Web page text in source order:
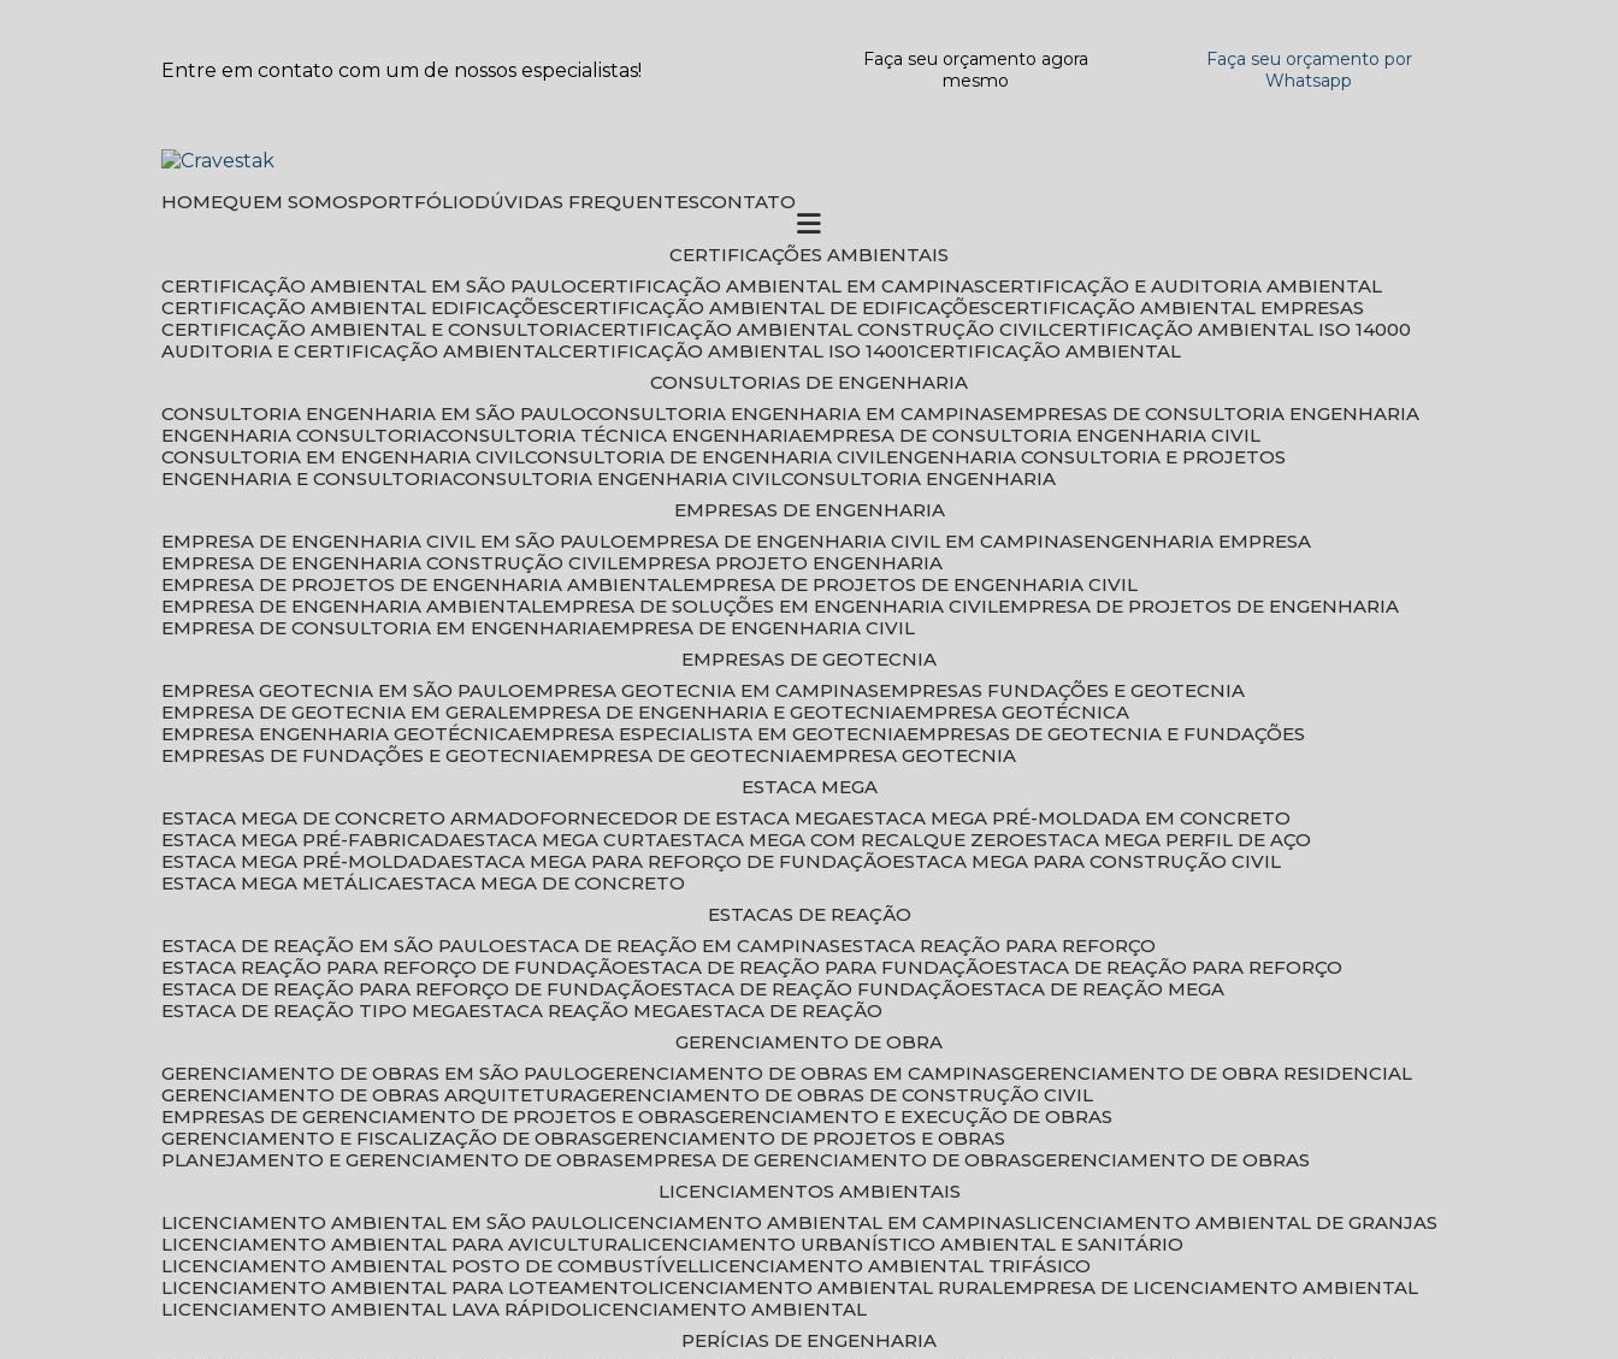
Entre em contato com um de nossos especialistas!
Faça seu orçamento agora
mesmo
Faça seu orçamento por
Whatsapp
HOME QUEM SOMOS PORTFÓLIO DÚVIDAS FREQUENTES CONTATO
CERTIFICAÇÕES AMBIENTAIS
CERTIFICAÇÃO AMBIENTAL EM SÃO PAULO
CERTIFICAÇÃO AMBIENTAL EM CAMPINAS
CERTIFICAÇÃO E AUDITORIA AMBIENTAL
CERTIFICAÇÃO AMBIENTAL EDIFICAÇÕES
CERTIFICAÇÃO AMBIENTAL DE EDIFICAÇÕES
CERTIFICAÇÃO AMBIENTAL EMPRESAS
CERTIFICAÇÃO AMBIENTAL E CONSULTORIA
CERTIFICAÇÃO AMBIENTAL CONSTRUÇÃO CIVIL
CERTIFICAÇÃO AMBIENTAL ISO 14000
AUDITORIA E CERTIFICAÇÃO AMBIENTAL
CERTIFICAÇÃO AMBIENTAL ISO 14001
CERTIFICAÇÃO AMBIENTAL
CONSULTORIAS DE ENGENHARIA
CONSULTORIA ENGENHARIA EM SÃO PAULO CONSULTORIA ENGENHARIA EM CAMPINAS
EMPRESAS DE CONSULTORIA ENGENHARIA
ENGENHARIA CONSULTORIA CONSULTORIA TÉCNICA ENGENHARIA EMPRESA DE CONSULTORIA ENGENHARIA CIVIL
CONSULTORIA EM ENGENHARIA CIVIL CONSULTORIA DE ENGENHARIA CIVIL ENGENHARIA CONSULTORIA E PROJETOS
ENGENHARIA E CONSULTORIA CONSULTORIA ENGENHARIA CIVIL CONSULTORIA ENGENHARIA
EMPRESAS DE ENGENHARIA
EMPRESA DE ENGENHARIA CIVIL EM SÃO PAULO
EMPRESA DE ENGENHARIA CIVIL EM CAMPINAS
ENGENHARIA EMPRESA
EMPRESA DE ENGENHARIA CONSTRUÇÃO CIVIL EMPRESA PROJETO ENGENHARIA
EMPRESA DE PROJETOS DE ENGENHARIA AMBIENTAL EMPRESA DE PROJETOS DE ENGENHARIA CIVIL
EMPRESA DE ENGENHARIA AMBIENTAL EMPRESA DE SOLUÇÕES EM ENGENHARIA CIVIL EMPRESA DE PROJETOS DE ENGENHARIA
EMPRESA DE CONSULTORIA EM ENGENHARIA EMPRESA DE ENGENHARIA CIVIL
EMPRESAS DE GEOTECNIA
EMPRESA GEOTECNIA EM SÃO PAULO
EMPRESA GEOTECNIA EM CAMPINAS
EMPRESAS FUNDAÇÕES E GEOTECNIA
EMPRESA DE GEOTECNIA EM GERAL EMPRESA DE ENGENHARIA E GEOTECNIA EMPRESA GEOTÉCNICA
EMPRESA ENGENHARIA GEOTÉCNICA EMPRESA ESPECIALISTA EM GEOTECNIA EMPRESAS DE GEOTECNIA E FUNDAÇÕES
EMPRESAS DE FUNDAÇÕES E GEOTECNIA EMPRESA DE GEOTECNIA EMPRESA GEOTECNIA
ESTACA MEGA
ESTACA MEGA DE CONCRETO ARMADO
FORNECEDOR DE ESTACA MEGA ESTACA MEGA PRÉ-MOLDADA EM CONCRETO
ESTACA MEGA PRÉ-FABRICADA ESTACA MEGA CURTA ESTACA MEGA COM RECALQUE ZERO
ESTACA MEGA PERFIL DE AÇO
ESTACA MEGA PRÉ-MOLDADA ESTACA MEGA PARA REFORÇO DE FUNDAÇÃO
ESTACA MEGA PARA CONSTRUÇÃO CIVIL
ESTACA MEGA METÁLICA ESTACA MEGA DE CONCRETO
ESTACAS DE REAÇÃO
ESTACA DE REAÇÃO EM SÃO PAULO
ESTACA DE REAÇÃO EM CAMPINAS
ESTACA REAÇÃO PARA REFORÇO
ESTACA REAÇÃO PARA REFORÇO DE FUNDAÇÃO
ESTACA DE REAÇÃO PARA FUNDAÇÃO
ESTACA DE REAÇÃO PARA REFORÇO
ESTACA DE REAÇÃO PARA REFORÇO DE FUNDAÇÃO
ESTACA DE REAÇÃO FUNDAÇÃO
ESTACA DE REAÇÃO MEGA
ESTACA DE REAÇÃO TIPO MEGA ESTACA REAÇÃO MEGA ESTACA DE REAÇÃO
GERENCIAMENTO DE OBRA
GERENCIAMENTO DE OBRAS EM SÃO PAULO
GERENCIAMENTO DE OBRAS EM CAMPINAS
GERENCIAMENTO DE OBRA RESIDENCIAL
GERENCIAMENTO DE OBRAS ARQUITETURA
GERENCIAMENTO DE OBRAS DE CONSTRUÇÃO CIVIL
EMPRESAS DE GERENCIAMENTO DE PROJETOS E OBRAS
GERENCIAMENTO E EXECUÇÃO DE OBRAS
GERENCIAMENTO E FISCALIZAÇÃO DE OBRAS
GERENCIAMENTO DE PROJETOS E OBRAS
PLANEJAMENTO E GERENCIAMENTO DE OBRAS
EMPRESA DE GERENCIAMENTO DE OBRAS
GERENCIAMENTO DE OBRAS
LICENCIAMENTOS AMBIENTAIS
LICENCIAMENTO AMBIENTAL EM SÃO PAULO LICENCIAMENTO AMBIENTAL EM CAMPINAS LICENCIAMENTO AMBIENTAL DE GRANJAS
LICENCIAMENTO AMBIENTAL PARA AVICULTURA LICENCIAMENTO URBANÍSTICO AMBIENTAL E SANITÁRIO
LICENCIAMENTO AMBIENTAL POSTO DE COMBUSTÍVEL LICENCIAMENTO AMBIENTAL TRIFÁSICO
LICENCIAMENTO AMBIENTAL PARA LOTEAMENTO LICENCIAMENTO AMBIENTAL RURAL EMPRESA DE LICENCIAMENTO AMBIENTAL
LICENCIAMENTO AMBIENTAL LAVA RÁPIDO LICENCIAMENTO AMBIENTAL
PERÍCIAS DE ENGENHARIA